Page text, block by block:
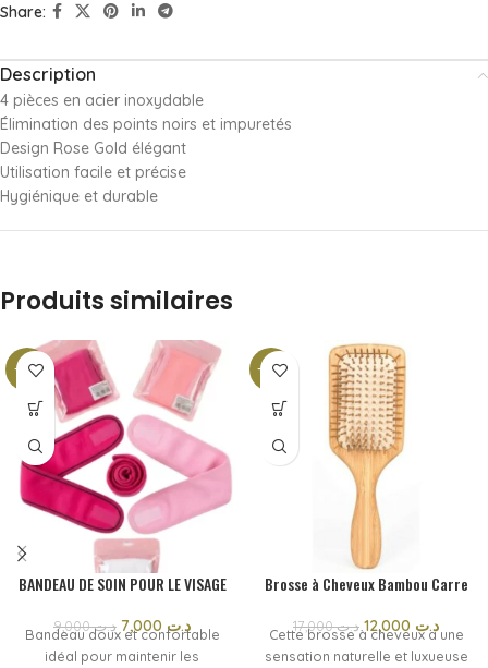
Share:
Description
4 pièces en acier inoxydable
Élimination des points noirs et impuretés
Design Rose Gold élégant
Utilisation facile et précise
Hygiénique et durable
Produits similaires
-22%
BANDEAU DE SOIN POUR LE VISAGE
د.ت9,000 د.ت
Bandeau doux et confortable
idéal pour maintenir les
-29%
Brosse à Cheveux Bambou Carre
د.ت17,000 د.ت
Cette brosse à cheveux a une
sensation naturelle et luxueuse